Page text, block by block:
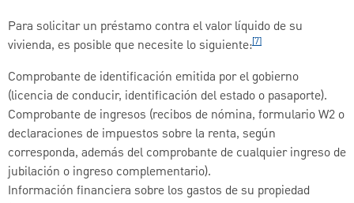
Para solicitar un préstamo contra el valor líquido de su
vivienda, es posible que necesite lo siguiente:[7]
Comprobante de identificación emitida por el gobierno
(licencia de conducir, identificación del estado o pasaporte).
Comprobante de ingresos (recibos de nómina, formulario W2 o
declaraciones de impuestos sobre la renta, según
corresponda, además del comprobante de cualquier ingreso de
jubilación o ingreso complementario).
Información financiera sobre los gastos de su propiedad